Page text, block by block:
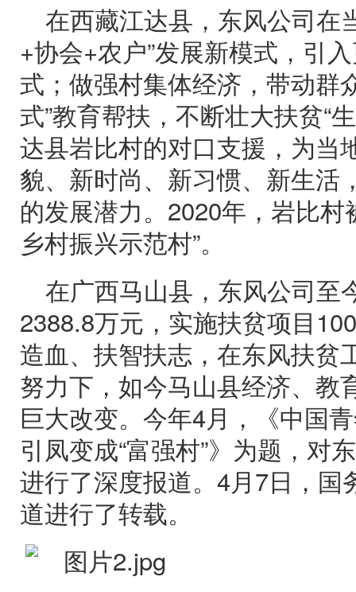
在西藏江达县，东风公司在
+协会+农户”发展新模式，引
式；做强村集体经济，带动群
式”教育帮扶，不断壮大扶贫“
达县岩比村的对口支援，为当
貌、新时尚、新习惯、新生活
的发展潜力。2020年，岩比村
乡村振兴示范村”。
在广西马山县，东风公司至
2388.8万元，实施扶贫项目
造血、扶智扶志，在东风扶贫
努力下，如今马山县经济、教
巨大改变。今年4月，《中国
引凤变成“富强村”》为题，对
进行了深度报道。4月7日，国
道进行了转载。